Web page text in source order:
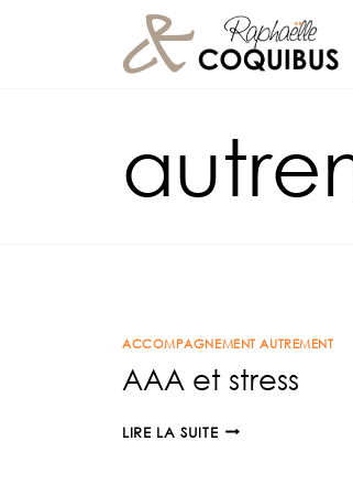
ACCOMPAGNEMENT AUTREMENT
AAA et stress
LIRE LA SUITEAAA